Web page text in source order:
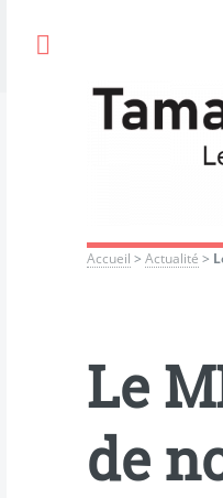
Accueil >Actualité >
Le
de